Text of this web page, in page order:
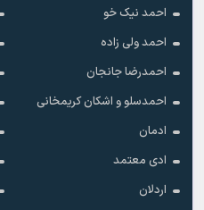
احمد نیک خو
احمد ولی زاده
احمدرضا جانجان
احمدسلو و اشکان کریمخانی
ادمان
ادی معتمد
اردلان